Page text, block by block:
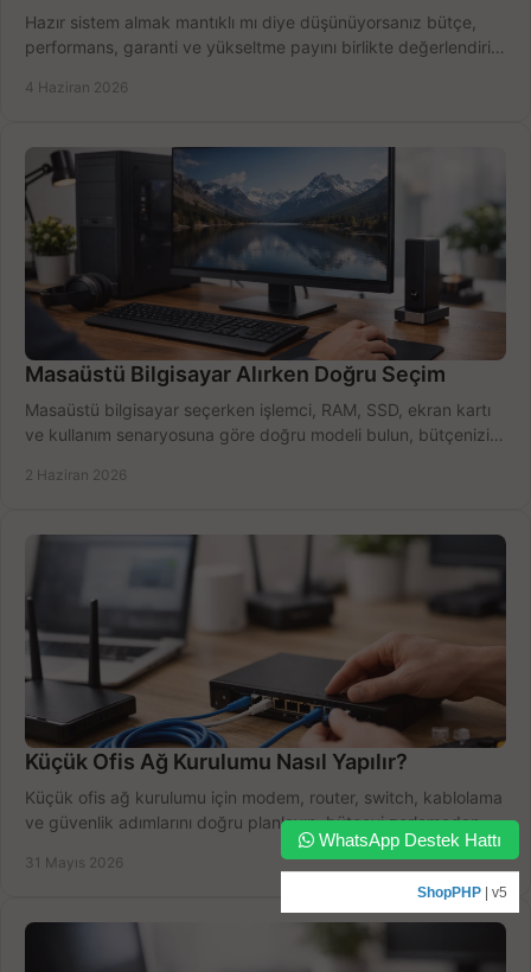
Hazır sistem almak mantıklı mı diye düşünüyorsanız bütçe,
performans, garanti ve yükseltme payını birlikte değerlendirin,
4 Haziran 2026
Masaüstü Bilgisayar Alırken Doğru Seçim
Masaüstü bilgisayar seçerken işlemci, RAM, SSD, ekran kartı
ve kullanım senaryosuna göre doğru modeli bulun, bütçenizi
2 Haziran 2026
Küçük Ofis Ağ Kurulumu Nasıl Yapılır?
Küçük ofis ağ kurulumu için modem, router, switch, kablolama
ve güvenlik adımlarını doğru planlayın, bütçeyi zorlamadan
31 Mayıs 2026
WhatsApp Destek Hattı
ShopPHP | v5